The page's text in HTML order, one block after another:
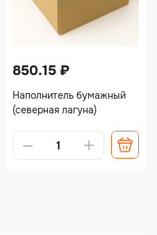
850.15 ₽
Наполнитель бумажный
(северная лагуна)
Alternative: